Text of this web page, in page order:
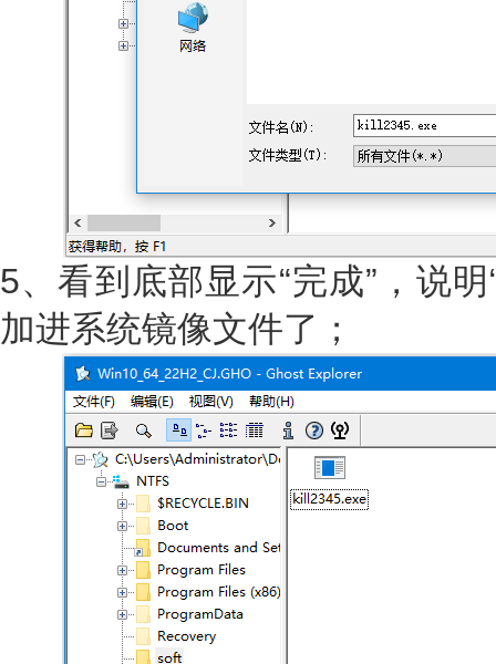
5、看到底部显示“完成”，说
加进系统镜像文件了；